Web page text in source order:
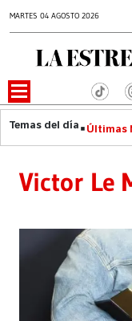
MARTES 04 AGOSTO 2026
Últimas
Victor Le